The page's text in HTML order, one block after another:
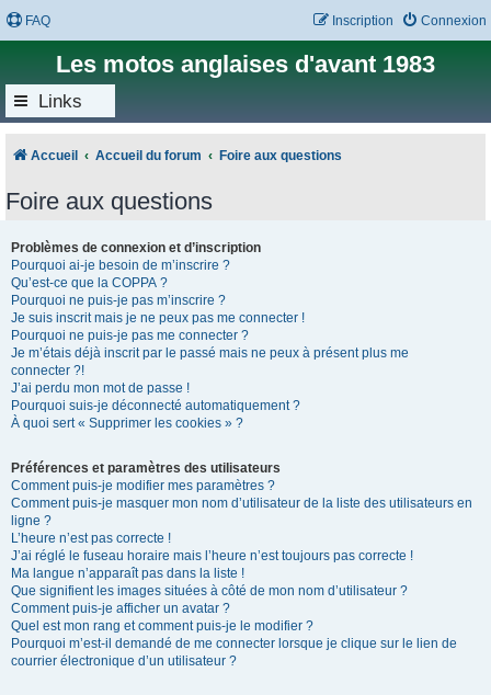
FAQ Connexion
Inscription
Les motos anglaises d'avant 1983
Links
Accueil Accueil du forum Foire aux questions
Foire aux questions
Problèmes de connexion et d’inscription
Pourquoi ai-je besoin de m’inscrire ?
Qu’est-ce que la COPPA ?
Pourquoi ne puis-je pas m’inscrire ?
Je suis inscrit mais je ne peux pas me connecter !
Pourquoi ne puis-je pas me connecter ?
Je m’étais déjà inscrit par le passé mais ne peux à présent plus me
connecter ?!
J’ai perdu mon mot de passe !
Pourquoi suis-je déconnecté automatiquement ?
À quoi sert « Supprimer les cookies » ?
Préférences et paramètres des utilisateurs
Comment puis-je modifier mes paramètres ?
Comment puis-je masquer mon nom d’utilisateur de la liste des utilisateurs en
ligne ?
L’heure n’est pas correcte !
J’ai réglé le fuseau horaire mais l’heure n’est toujours pas correcte !
Ma langue n’apparaît pas dans la liste !
Que signifient les images situées à côté de mon nom d’utilisateur ?
Comment puis-je afficher un avatar ?
Quel est mon rang et comment puis-je le modifier ?
Pourquoi m’est-il demandé de me connecter lorsque je clique sur le lien de
courrier électronique d’un utilisateur ?